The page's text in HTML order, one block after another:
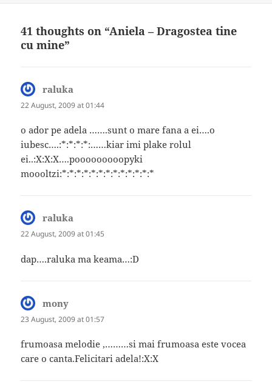
41 thoughts on “Aniela – Dragostea tine
cu mine”
raluka
22 August, 2009 at 01:44
o ador pe adela …….sunt o mare fana a ei….o
iubesc….:*:*:*:*:……kiar imi plake rolul
ei..:X:X:X….pooooooooopyki
moooltzi:*:*:*:*:*:*:*:*:*:*:*:*:*
raluka
22 August, 2009 at 01:45
dap….raluka ma keama…:D
mony
23 August, 2009 at 01:57
frumoasa melodie ,………si mai frumoasa este vocea
care o canta.Felicitari adela!:X:X